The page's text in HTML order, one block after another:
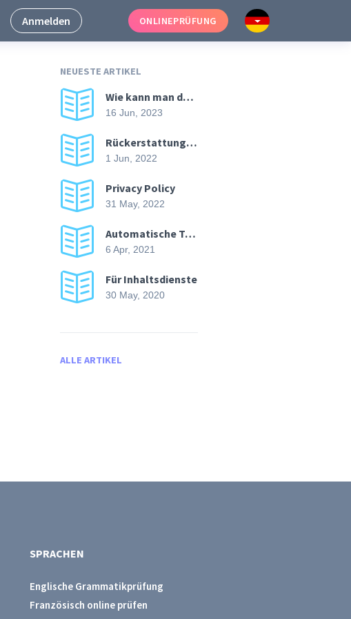
Anmelden ONLINEPRÜFUNG
NEUESTE ARTIKEL
Wie kann man den Text auf Plagiate prüfen? Und wie kann man die Einzigartigkeit erhöhen?
16 Jun, 2023
Rückerstattungs- und Stornierungsrichtlinie
1 Jun, 2022
Privacy Policy
31 May, 2022
Automatische Textzusammenfassung API
6 Apr, 2021
Für Inhaltsdienste
30 May, 2020
ALLE ARTIKEL
SPRACHEN
Englische Grammatikprüfung
Französisch online prüfen